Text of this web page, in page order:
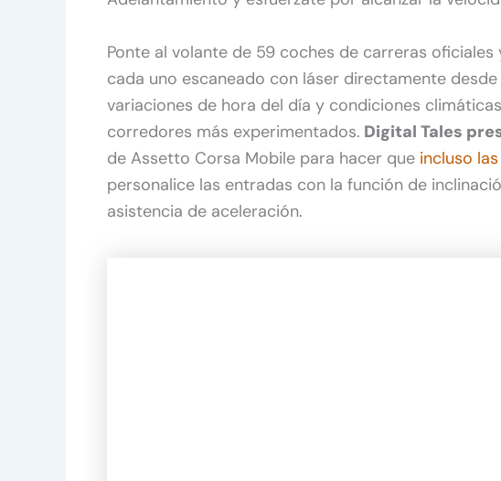
Ponte al volante de 59 coches de carreras oficiales
cada uno escaneado con láser directamente
variaciones de hora del día y condiciones
corredores más experimentados. Digital Tales
de Assetto Corsa Mobile para hacer que incluso
personalice las entradas con la función de
asistencia de aceleración.